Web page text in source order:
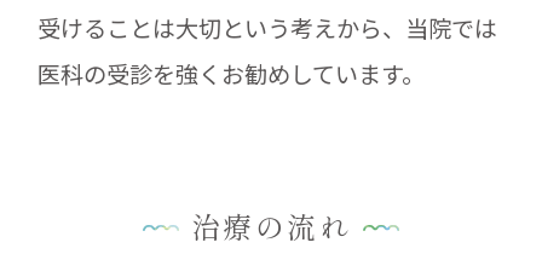
受けることは大切という考えから、当院では
医科の受診を強くお勧めしています。
治療の流れ